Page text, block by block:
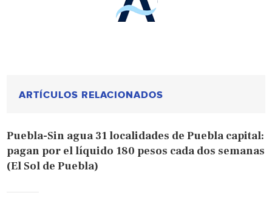
ARTÍCULOS RELACIONADOS
Puebla-Sin agua 31 localidades de Puebla capital:
pagan por el líquido 180 pesos cada dos semanas
(El Sol de Puebla)